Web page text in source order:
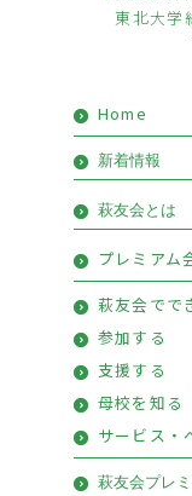
東北大学
Home
新着情報
お知らせ
イベント
優待情報
活動報告
萩友会とは
会長挨拶
萩友会のご
プレミアム
萩友会でで
参加する
支援する
母校を知る
サービス・
萩友会プレ